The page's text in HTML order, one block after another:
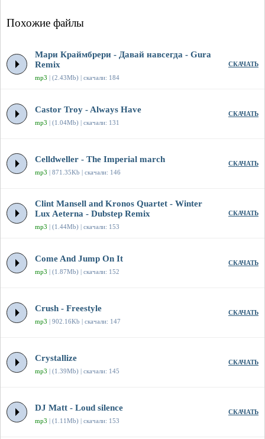
Похожие файлы
Мари Краймбрери - Давай навсегда - Gura
Remix
mp3 | (2.43Mb) | скачали: 184
СКАЧАТЬ
Castor Troy - Always Have
mp3 | (1.04Mb) | скачали: 131
СКАЧАТЬ
Celldweller - The Imperial march
mp3 | 871.35Kb | скачали: 146
СКАЧАТЬ
Clint Mansell and Kronos Quartet - Winter
Lux Aeterna - Dubstep Remix
mp3 | (1.44Mb) | скачали: 153
СКАЧАТЬ
Come And Jump On It
mp3 | (1.87Mb) | скачали: 152
СКАЧАТЬ
Crush - Freestyle
mp3 | 902.16Kb | скачали: 147
СКАЧАТЬ
Crystallize
mp3 | (1.39Mb) | скачали: 145
СКАЧАТЬ
DJ Matt - Loud silence
mp3 | (1.11Mb) | скачали: 153
СКАЧАТЬ